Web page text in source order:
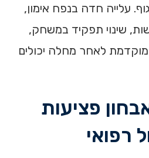
עלייה חדה בנפח אימון,
שינוי תפקיד במשחק,
לאחר מחלה יכולים
פציעות
רפואי